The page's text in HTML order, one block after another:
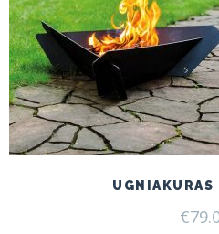
UGNIAKURAS
€